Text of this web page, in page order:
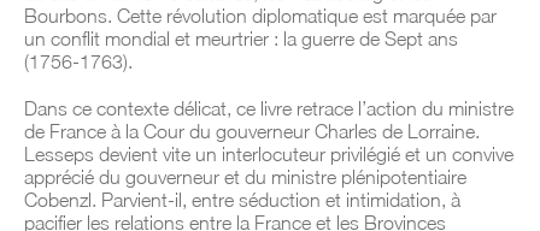
Bourbons. Cette révolution diplomatique est marquée par
un conflit mondial et meurtrier : la guerre de Sept ans
(1756-1763).
Dans ce contexte délicat, ce livre retrace l’action du ministre
de France à la Cour du gouverneur Charles de Lorraine.
Lesseps devient vite un interlocuteur privilégié et un convive
apprécié du gouverneur et du ministre plénipotentiaire
Cobenzl. Parvient-il, entre séduction et intimidation, à
pacifier les relations entre la France et les Brovinces